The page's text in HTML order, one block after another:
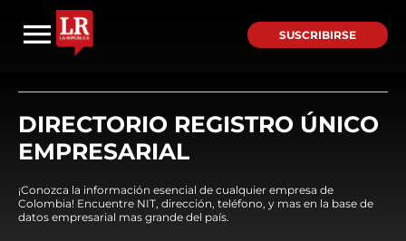
SUSCRIBIRSE
DIRECTORIO REGISTRO ÚNICO
EMPRESARIAL
¡Conozca la información esencial de cualquier empresa de
Colombia! Encuentre NIT, dirección, teléfono, y mas en la base de
datos empresarial mas grande del país.